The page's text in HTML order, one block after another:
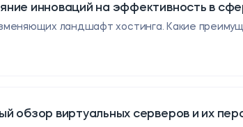
обзор виртуальных серверов и их
инноваций на эффективность в
ландшафт хостинга. Какие